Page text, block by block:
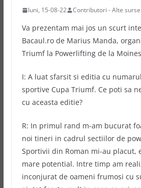
luni, 15-08-22 Contributori - Alte surse
Va prezentam mai jos un scurt
Bacaul.ro de Marius Manda,
Triumf la Powerlifting de la
I: A luat sfarsit si editia cu
sportive Cupa Triumf. Ce poti sa
cu aceasta editie?
R: In primul rand m-am bucurat
noi tineri in cadrul sectiilor de
Sportivii din Roman mi-au placut,
mare potential. Intre timp am
inconjurat de oameni frumosi cu